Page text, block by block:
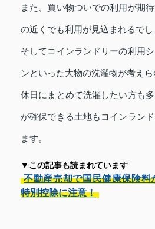
また、買い物ついでの利用が期
の近くでも利用が見込まれるでし
そしてコインランドリーの利用
ンといった大物の洗濯物が考えら
休日にまとめて洗濯したい方も
が確保できる土地もコインラン
ます。
▼この記事も読まれています
不動産売却で国民健康保険料
特別控除に注意！